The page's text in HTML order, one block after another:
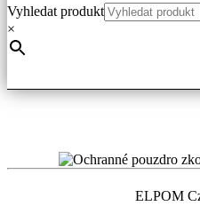
Vyhledat produkt
×
ELPOM